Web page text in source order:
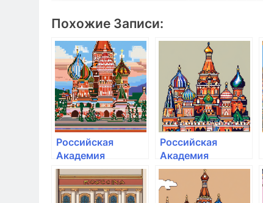
Похожие Записи:
Российская
Академия
Живописи
Российская
Академия
Живописи